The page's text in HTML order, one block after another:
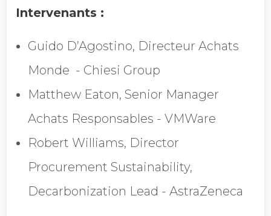
Intervenants :
Guido D’Agostino, Directeur Achats
Monde - Chiesi Group
Matthew Eaton, Senior Manager
Achats Responsables - VMWare
Robert Williams, Director
Procurement Sustainability,
Decarbonization Lead - AstraZeneca